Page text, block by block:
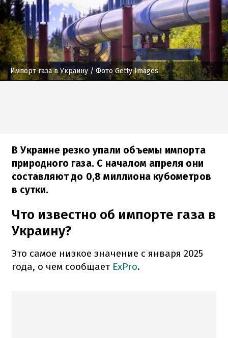
Импорт газа в Украину / Фото Getty Images
В Украине резко упали объемы импорта
природного газа. С началом апреля они
составляют до 0,8 миллиона кубометров
в сутки.
Что известно об импорте газа в
Украину?
Это самое низкое значение с января 2025
года, о чем сообщает ExPro.